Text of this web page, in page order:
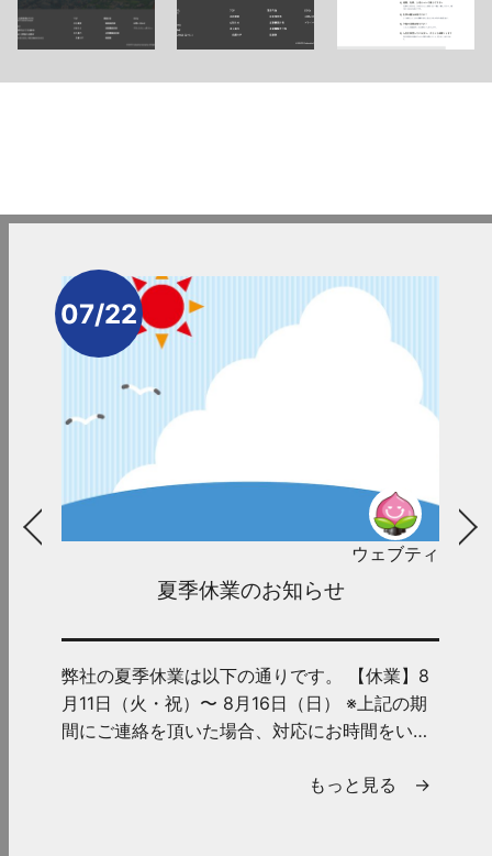
07/22
ウェブティ
夏季休業のお知らせ
弊社の夏季休業は以下の通りです。 【休業】8
月11日（火・祝）〜 8月16日（日） ※上記の期
間にご連絡を頂いた場合、対応にお時間をいた
もっと見る →